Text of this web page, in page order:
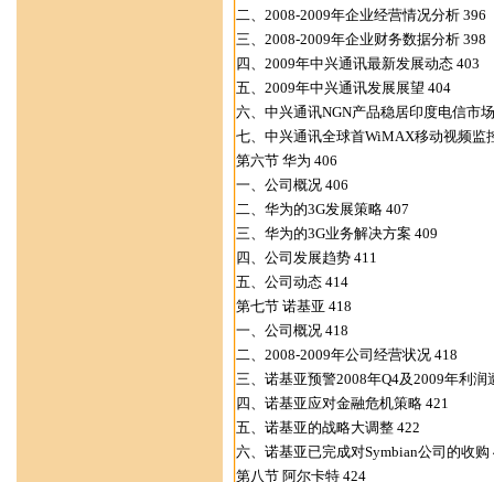
二、2008-2009年企业经营情况分析 396
三、2008-2009年企业财务数据分析 398
四、2009年中兴通讯最新发展动态 403
五、2009年中兴通讯发展展望 404
六、中兴通讯NGN产品稳居印度电信市
七、中兴通讯全球首WiMAX移动视频监
第六节 华为 406
一、公司概况 406
二、华为的3G发展策略 407
三、华为的3G业务解决方案 409
四、公司发展趋势 411
五、公司动态 414
第七节 诺基亚 418
一、公司概况 418
二、2008-2009年公司经营状况 418
三、诺基亚预警2008年Q4及2009年利润
四、诺基亚应对金融危机策略 421
五、诺基亚的战略大调整 422
六、诺基亚已完成对Symbian公司的收购
第八节 阿尔卡特 424